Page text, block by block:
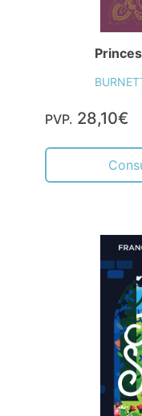
PVP. 28,10€